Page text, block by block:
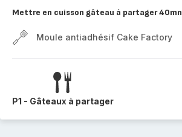
Mettre en cuisson gâteau à partager 40mn
Moule antiadhésif Cake Factory
P1 - Gâteaux à partager